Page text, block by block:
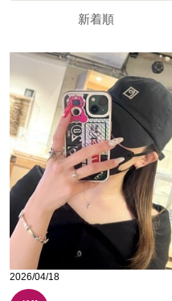
新着順
2026/04/18